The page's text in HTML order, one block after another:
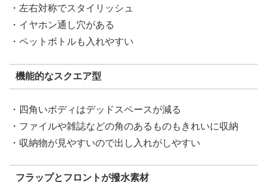
・左右対称でスタイリッシュ
・イヤホン通し穴がある
・ペットボトルも入れやすい
機能的なスクエア型
・四角いボディはデッドスペースが減る
・ファイルや雑誌などの角のあるものもきれいに収納
・収納物が見やすいので出し入れがしやすい
フラップとフロントが撥水素材